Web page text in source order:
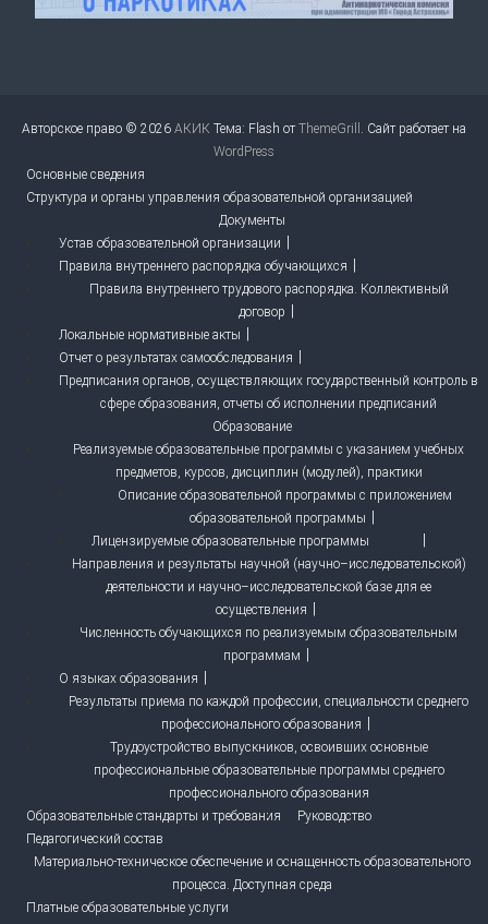
Авторское право © 2026 АКИК Тема: Flash отThemeGrill . Сайт работает на
WordPress
Основные сведения
Структура и органы управления образовательной организацией
Документы
Устав образовательной организации
Правила внутреннего распорядка обучающихся
Правила внутреннего трудового распорядка. Коллективный
договор
Локальные нормативные акты
Отчет о результатах самообследования
Предписания органов, осуществляющих государственный контроль в
сфере образования, отчеты об исполнении предписаний
Образование
Реализуемые образовательные программы с указанием учебных
предметов, курсов, дисциплин (модулей), практики
Описание образовательной программы с приложением
образовательной программы
Лицензируемые образовательные программы
Направления и результаты научной (научно–исследовательской)
деятельности и научно–исследовательской базе для ее
осуществления
Численность обучающихся по реализуемым образовательным
программам
О языках образования
Результаты приема по каждой профессии, специальности среднего
профессионального образования
Трудоустройство выпускников, освоивших основные
профессиональные образовательные программы среднего
профессионального образования
Образовательные стандарты и требования
Руководство
Педагогический состав
Материально-техническое обеспечение и оснащенность образовательного
процесса. Доступная среда
Платные образовательные услуги